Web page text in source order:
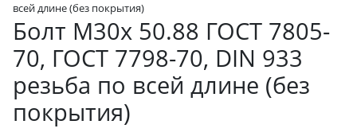
всей длине (без покрытия)
Болт М30х 50.88 ГОСТ 7805-
70, ГОСТ 7798-70, DIN 933
резьба по всей длине (без
покрытия)